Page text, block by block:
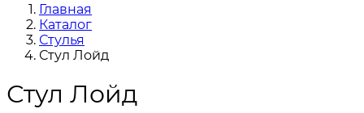
Главная
Каталог
Стулья
Стул Лойд
Стул Лойд